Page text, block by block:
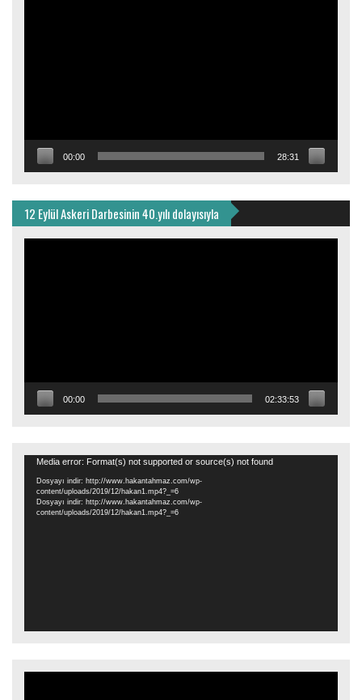
00:00 28:31
12 Eylül Askeri Darbesinin 40.yılı dolayısıyla
00:00 02:33:53
Video
oynatıcı
Media error: Format(s) not supported or source(s) not found
Dosyayı indir: http://www.hakantahmaz.com/wp-
content/uploads/2019/12/hakan1.mp4?_=6
Dosyayı indir: http://www.hakantahmaz.com/wp-
content/uploads/2019/12/hakan1.mp4?_=6